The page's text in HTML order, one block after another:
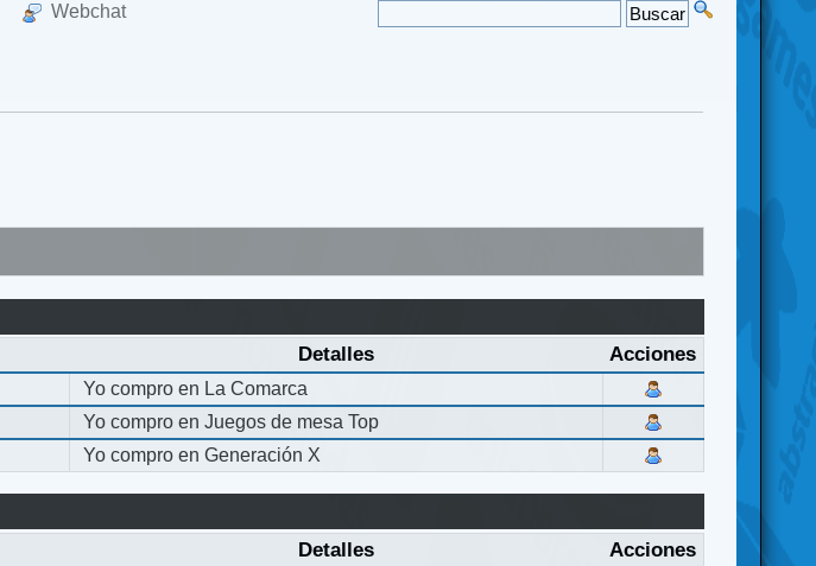
Webchat
Detalles Acciones
Yo compro en La Comarca
Yo compro en Juegos de mesa Top
Yo compro en Generación X
Detalles Acciones